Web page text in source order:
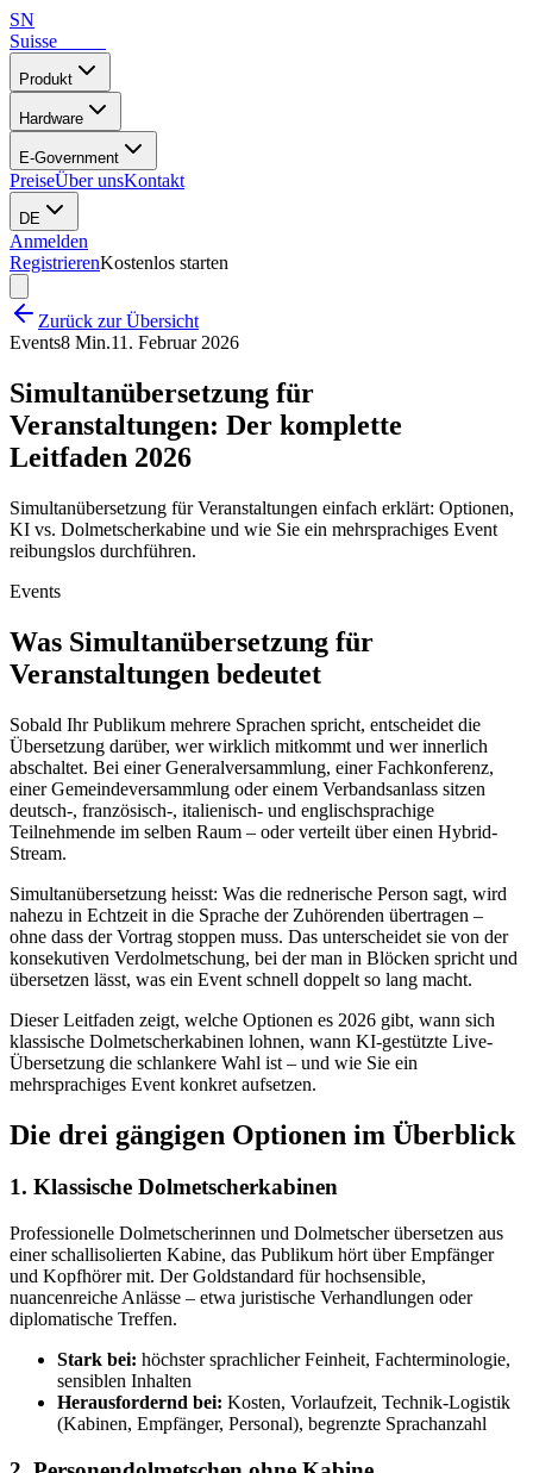
SN
Suisse
Produkt
Hardware
E-Government
PreiseÜber unsKontakt
DE
Anmelden
RegistrierenKostenlos starten
Zurück zur Übersicht
Events8 Min.11. Februar 2026
Simultanübersetzung für
Veranstaltungen: Der komplette
Leitfaden 2026
Simultanübersetzung für Veranstaltungen einfach erklärt: Optionen,
KI vs. Dolmetscherkabine und wie Sie ein mehrsprachiges Event
reibungslos durchführen.
Events
Was Simultanübersetzung für
Veranstaltungen bedeutet
Sobald Ihr Publikum mehrere Sprachen spricht, entscheidet die
Übersetzung darüber, wer wirklich mitkommt und wer innerlich
abschaltet. Bei einer Generalversammlung, einer Fachkonferenz,
einer Gemeindeversammlung oder einem Verbandsanlass sitzen
deutsch-, französisch-, italienisch- und englischsprachige
Teilnehmende im selben Raum – oder verteilt über einen Hybrid-
Stream.
Simultanübersetzung heisst: Was die rednerische Person sagt, wird
nahezu in Echtzeit in die Sprache der Zuhörenden übertragen –
ohne dass der Vortrag stoppen muss. Das unterscheidet sie von der
konsekutiven Verdolmetschung, bei der man in Blöcken spricht und
übersetzen lässt, was ein Event schnell doppelt so lang macht.
Dieser Leitfaden zeigt, welche Optionen es 2026 gibt, wann sich
klassische Dolmetscherkabinen lohnen, wann KI-gestützte Live-
Übersetzung die schlankere Wahl ist – und wie Sie ein
mehrsprachiges Event konkret aufsetzen.
Die drei gängigen Optionen im Überblick
1. Klassische Dolmetscherkabinen
Professionelle Dolmetscherinnen und Dolmetscher übersetzen aus
einer schallisolierten Kabine, das Publikum hört über Empfänger
und Kopfhörer mit. Der Goldstandard für hochsensible,
nuancenreiche Anlässe – etwa juristische Verhandlungen oder
diplomatische Treffen.
Stark bei: höchster sprachlicher Feinheit, Fachterminologie,
sensiblen Inhalten
Herausfordernd bei: Kosten, Vorlaufzeit, Technik-Logistik
(Kabinen, Empfänger, Personal), begrenzte Sprachanzahl